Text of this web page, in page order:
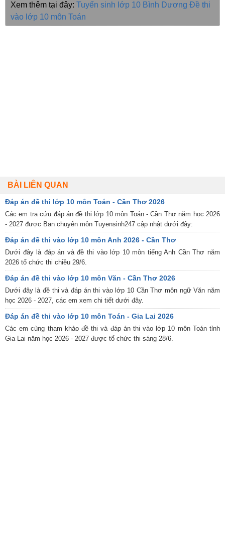
Xem thêm tại đây: Tuyển sinh lớp 10 Bình Dương Đề thi
vào lớp 10 môn Toán
BÀI LIÊN QUAN
Đáp án đề thi lớp 10 môn Toán - Cần Thơ 2026
Các em tra cứu đáp án đề thi lớp 10 môn Toán - Cần Thơ năm học 2026
- 2027 được Ban chuyên môn Tuyensinh247 cập nhật dưới đây:
Đáp án đề thi vào lớp 10 môn Anh 2026 - Cần Thơ
Dưới đây là đáp án và đề thi vào lớp 10 môn tiếng Anh Cần Thơ năm
2026 tổ chức thi chiều 29/6.
Đáp án đề thi vào lớp 10 môn Văn - Cần Thơ 2026
Dưới đây là đề thi và đáp án thi vào lớp 10 Cần Thơ môn ngữ Văn năm
học 2026 - 2027, các em xem chi tiết dưới đây.
Đáp án đề thi vào lớp 10 môn Toán - Gia Lai 2026
Các em cùng tham khảo đề thi và đáp án thi vào lớp 10 môn Toán tỉnh
Gia Lai năm học 2026 - 2027 được tổ chức thi sáng 28/6.